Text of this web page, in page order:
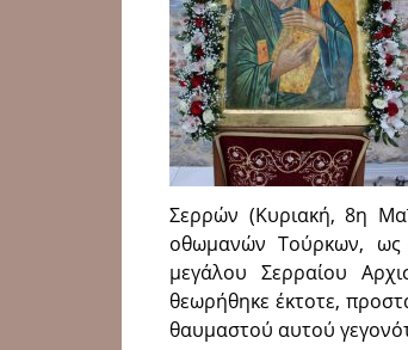
Σερρών (Κυριακή, 8η
οθωμα­νών Τούρκων, ως
μεγάλου Σερραίου
θεωρήθηκε έκτοτε,
θαυμαστού αυτού